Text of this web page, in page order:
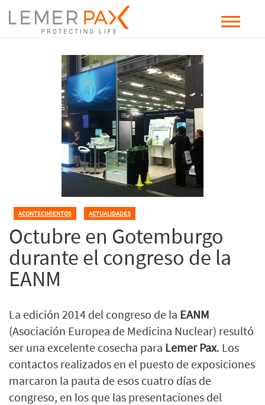
ACONTECIMIENTOS ACTUALIDADES
Octubre en Gotemburgo
durante el congreso de la
EANM
La edición 2014 del congreso de la EANM
(Asociación Europea de Medicina Nuclear) resultó
ser una excelente cosecha para Lemer Pax. Los
contactos realizados en el puesto de exposiciones
marcaron la pauta de esos cuatro días de
congreso, en los que las presentaciones del